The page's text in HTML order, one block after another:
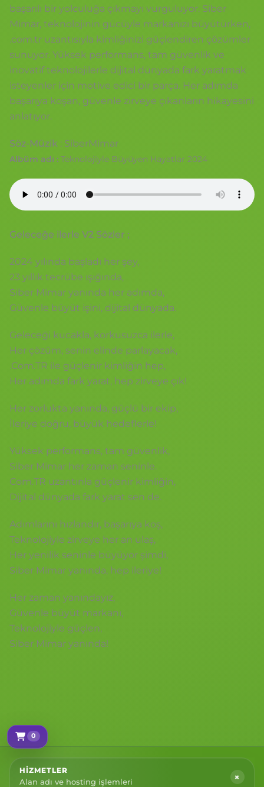
0
Sepetim
başarılı bir yolculuğa çıkmayı vurguluyor. Siber
Mimar, teknolojinin gücüyle markanızı büyütürken,
.com.tr uzantısıyla kimliğinizi güçlendiren çözümler
sunuyor. Yüksek performans, tam güvenlik ve
inovatif teknolojilerle dijital dünyada fark yaratmak
isteyenler için motive edici bir parça. Her adımda
başarıya koşan, güvenle zirveye çıkanların hikayesini
anlatıyor.
Söz-Müzik : SiberMimar
Albüm adı : Teknolojiyle Büyüyen Hayatlar 2024
Geleceğe ilerle V2 Sözler ;
2024 yılında başladı her şey,
23 yıllık tecrübe ışığında,
Siber Mimar yanında her adımda,
Güvenle büyüt işini, dijital dünyada.
Geleceği kucakla, korkusuzca ilerle,
Her çözüm, senin elinde parlayacak,
.Com.TR ile güçlenir kimliğin hep,
Her adımda fark yarat, hep zirveye çık!
Her zorlukta yanında, güçlü bir ekip,
İleriye doğru, büyük hedeflerle!
Yüksek performans, tam güvenlik,
Siber Mimar her zaman seninle.
Com.TR uzantınla güçlenir kimliğin,
Dijital dünyada fark yarat sen de.
Adımlarını hızlandır, başarıya koş,
Teknolojiyle zirveye her an ulaş,
Her yenilik seninle büyüyor şimdi,
Siber Mimar yanında, hep ileriye!
Her zaman yanındayız,
Güvenle büyüt markanı,
Teknolojiyle güçlen,
Siber Mimar yanında!
HIZMETLER
Alan adı ve hosting işlemleri
+